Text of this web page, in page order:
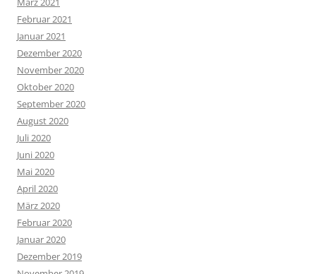
Februar 2021
Januar 2021
Dezember 2020
November 2020
Oktober 2020
September 2020
August 2020
Juli 2020
Juni 2020
Mai 2020
April 2020
März 2020
Februar 2020
Januar 2020
Dezember 2019